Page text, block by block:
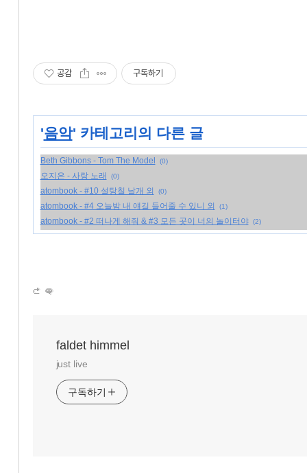
공감 구독하기
'음악' 카테고리의 다른 글
Beth Gibbons - Tom The Model (0)
오지은 - 사랑 노래 (0)
atombook - #10 설탕칠 날개 외 (0)
atombook - #4 오늘밤 내 얘길 들어줄 수 있니 외 (1)
atombook - #2 떠나게 해줘 & #3 모든 곳이 너의 놀이터야 (2)
faldet himmel
just live
구독하기